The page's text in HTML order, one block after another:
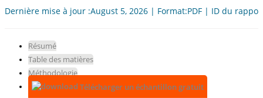
Dernière mise à jour :August 5, 2026 | Format:PDF | ID du
Résumé
Table des matières
Méthodologie
Télécharger un échantillon gratuit